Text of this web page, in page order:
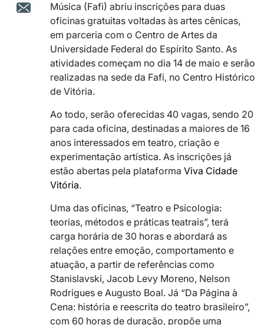
Música (Fafi) abriu inscrições para duas
oficinas gratuitas voltadas às artes cênicas,
em parceria com o Centro de Artes da
Universidade Federal do Espírito Santo. As
atividades começam no dia 14 de maio e serão
realizadas na sede da Fafi, no Centro Histórico
de Vitória.
Ao todo, serão oferecidas 40 vagas, sendo 20
para cada oficina, destinadas a maiores de 16
anos interessados em teatro, criação e
experimentação artística. As inscrições já
estão abertas pela plataforma Viva Cidade
Vitória.
Uma das oficinas, “Teatro e Psicologia:
teorias, métodos e práticas teatrais”, terá
carga horária de 30 horas e abordará as
relações entre emoção, comportamento e
atuação, a partir de referências como
Stanislavski, Jacob Levy Moreno, Nelson
Rodrigues e Augusto Boal. Já “Da Página à
Cena: história e reescrita do teatro brasileiro”,
com 60 horas de duração, propõe uma